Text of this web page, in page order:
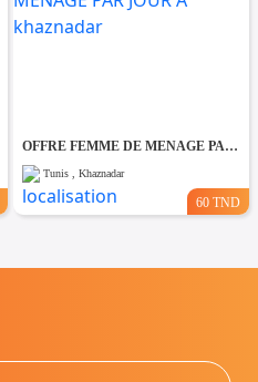
OFFRE FEMME DE MENAGE PAR JOUR A khaznadar
Tunis , Khaznadar
60 TND